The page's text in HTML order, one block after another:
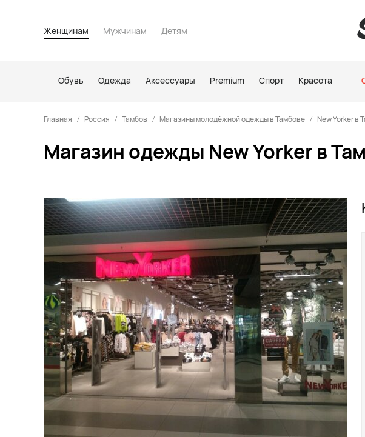
Женщинам Мужчинам Детям
Обувь Одежда Аксессуары Premium Спорт Красота
Главная Россия Тамбов Магазины молодёжной одежды в Тамбове New Yorker в
Магазин одежды New Yorker в